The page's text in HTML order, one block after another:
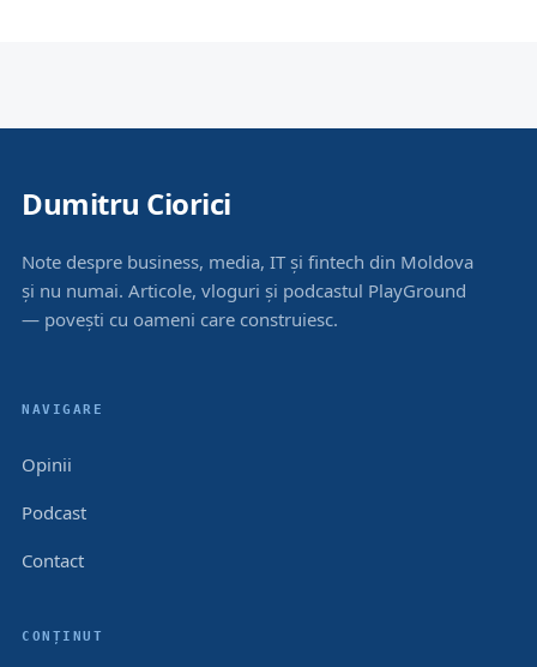
Dumitru Ciorici
Note despre business, media, IT și fintech din Moldova
și nu numai. Articole, vloguri și podcastul PlayGround
— povești cu oameni care construiesc.
NAVIGARE
Opinii
Podcast
Contact
CONȚINUT